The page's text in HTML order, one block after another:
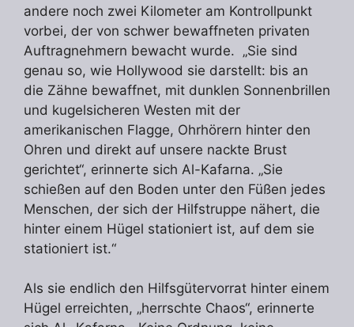
andere noch zwei Kilometer am Kontrollpunkt
vorbei, der von schwer bewaffneten privaten
Auftragnehmern bewacht wurde. „Sie sind
genau so, wie Hollywood sie darstellt: bis an
die Zähne bewaffnet, mit dunklen Sonnenbrillen
und kugelsicheren Westen mit der
amerikanischen Flagge, Ohrhörern hinter den
Ohren und direkt auf unsere nackte Brust
gerichtet“, erinnerte sich Al-Kafarna. „Sie
schießen auf den Boden unter den Füßen jedes
Menschen, der sich der Hilfstruppe nähert, die
hinter einem Hügel stationiert ist, auf dem sie
stationiert ist.“
Als sie endlich den Hilfsgütervorrat hinter einem
Hügel erreichten, „herrschte Chaos“, erinnerte